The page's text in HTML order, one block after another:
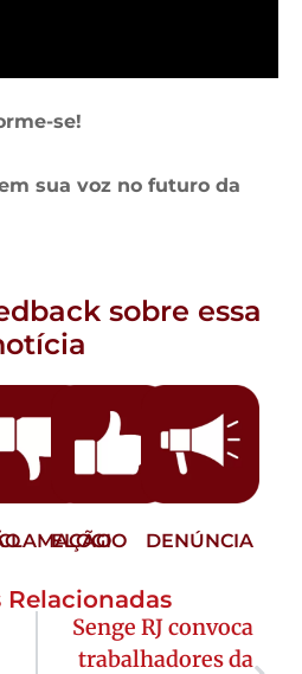
se!
sua voz no futuro da
sobre essa
ELOGIO DENÚNCIA
Relacionadas
Senge RJ convoca
trabalhadores da